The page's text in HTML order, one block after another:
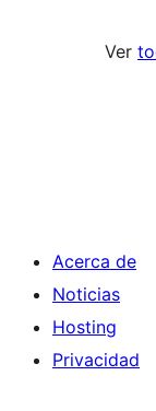
Ver
Acerca de
Noticias
Hosting
Privacidad